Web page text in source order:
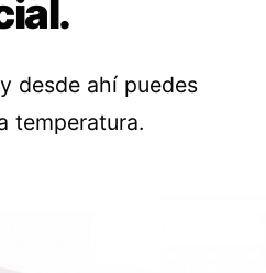
desde ahí puedes
temperatura.